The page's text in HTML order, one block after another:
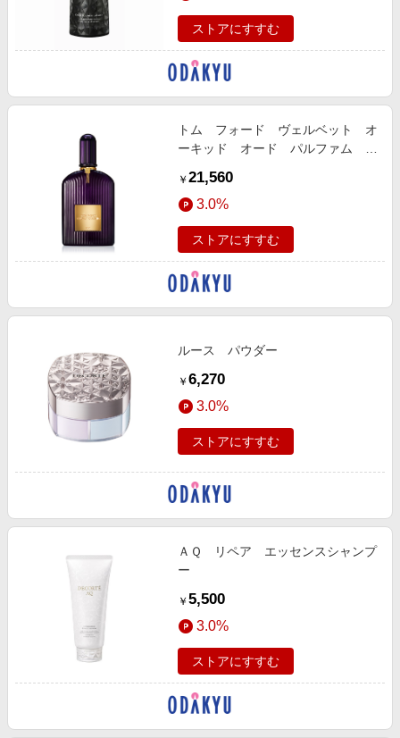
ストアにすすむ
トム フォード ヴェルベット オ
ーキッド オード パルファム ス
￥ 21,560
3.0%
ストアにすすむ
ルース パウダー
￥ 6,270
3.0%
ストアにすすむ
ＡＱ リペア エッセンスシャンプ
ー
￥ 5,500
3.0%
ストアにすすむ